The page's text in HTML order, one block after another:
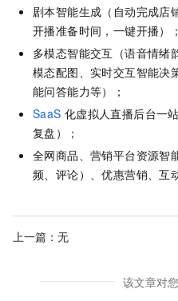
剧本智能生成（自动完成店
开播准备时间，一键开播）；
多模态智能交互（语音情绪
模态配图、实时交互智能决
能问答能力等）；
SaaS 化虚拟人直播后台一
复盘）；
全网商品、营销平台资源智
频、评论）、优惠营销、互
上一篇：无
该文章对